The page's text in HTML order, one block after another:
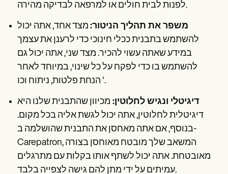
לפנות לבית חולים או למרפאה לבדיקה מהירה.
משפר את תהליך הניטור: מצד אחד, אתה יכול
להשתמש בתבנית ככלי חינוכי כדי לרענן את עצמך
במידע שאתה עשוי להכיר. מצד שני, אתה יכול גם
להשתמש בו כדי לפקח על כל שינוי, במיוחד לאחר
הנחת פלטות, ניתוח וכו '.
דיגיטלי ונגיש לחלוטין: מכיוון שהתבנית שלנו היא
דיגיטלית לחלוטין, אתה יכול לגשת אליה בכל מקום.
בנוסף, אם אתה מאחסן את התבנית שהושלמה ב-
Carepatron, המשאב שלך מובטח מאוחסן בצורה
מאובטחת. אתה יכול לשתף אותו בקלות עם מתרגלים
עמיתים על ידי מתן להם גישה לצפייה בלבד.